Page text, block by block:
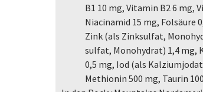
B1 10 mg, Vitamin B2 6 mg,
Niacinamid 15 mg, Folsäure
Zink (als Zinksulfat,
sulfat, Monohydrat) 1,4 mg,
0,5 mg, Iod (als
Methionin 500 mg, Taurin